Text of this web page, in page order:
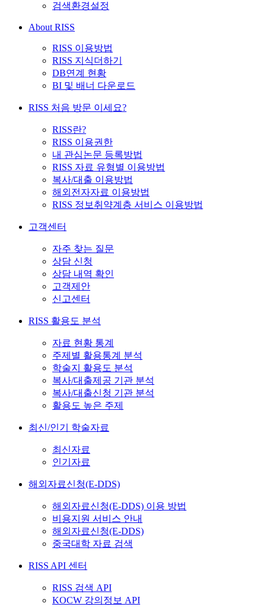
검색환경설정
About RISS
RISS 이용방법
RISS 지식더하기
DB연계 현황
BI 및 배너 다운로드
RISS 처음 방문 이세요?
RISS란?
RISS 이용권한
내 관심논문 등록방법
RISS 자료 유형별 이용방법
복사/대출 이용방법
해외전자자료 이용방법
RISS 정보취약계층 서비스 이용방법
고객센터
자주 찾는 질문
상담 신청
상담 내역 확인
고객제안
신고센터
RISS 활용도 분석
자료 현황 통계
주제별 활용통계 분석
학술지 활용도 분석
복사/대출제공 기관 분석
복사/대출신청 기관 분석
활용도 높은 주제
최신/인기 학술자료
최신자료
인기자료
해외자료신청(E-DDS)
해외자료신청(E-DDS) 이용 방법
비용지원 서비스 안내
해외자료신청(E-DDS)
중국대학 자료 검색
RISS API 센터
RISS 검색 API
KOCW 강의정보 API